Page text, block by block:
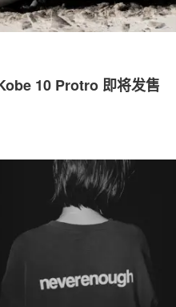
10 Protro 即将发售